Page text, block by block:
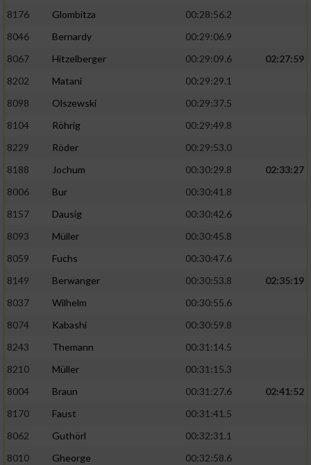
8176 Glombitza
00:28:56.2
8046
Bernardy
00:29:06.9
8067
Hitzelberger 00:29:09.6
02:27:59
8202
Matani
00:29:29.1
8098
Olszewski
00:29:37.5
8104
Röhrig
00:29:49.8
8229
Röder
00:29:53.0
8188
Jochum 00:30:29.8
02:33:27
8006
Bur
00:30:41.8
8157
Dausig
00:30:42.6
8093
Müller
00:30:45.8
8059
Fuchs
00:30:47.6
8149
Berwanger 00:30:53.8
02:35:19
8037
Wilhelm
00:30:55.6
8074
Kabashi
00:30:59.8
8243
Themann
00:31:14.5
8210
Müller
00:31:15.3
8004
Braun 00:31:27.6
02:41:52
8170
Faust
00:31:41.5
8062
Guthörl
00:32:31.1
8010
Gheorge
00:32:58.6